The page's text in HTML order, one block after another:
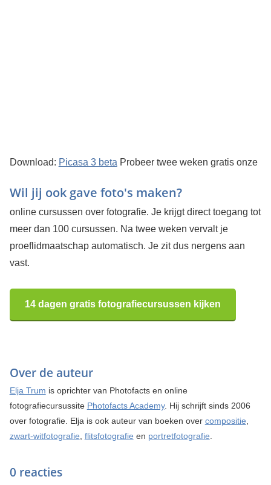
Download: Picasa 3 beta
Wil jij ook gave foto's maken?
Probeer twee weken gratis onze
online cursussen over fotografie. Je krijgt direct toegang tot
meer dan 100 cursussen. Na twee weken vervalt je
proeflidmaatschap automatisch. Je zit dus nergens aan
vast.
14 dagen gratis fotografiecursussen kijken
Over de auteur
Elja Trum is oprichter van Photofacts en online
fotografiecursussite Photofacts Academy. Hij schrijft sinds 2006
over fotografie. Elja is ook auteur van boeken over compositie
zwart-witfotografie flitsfotografie en portretfotografie
0 reacties